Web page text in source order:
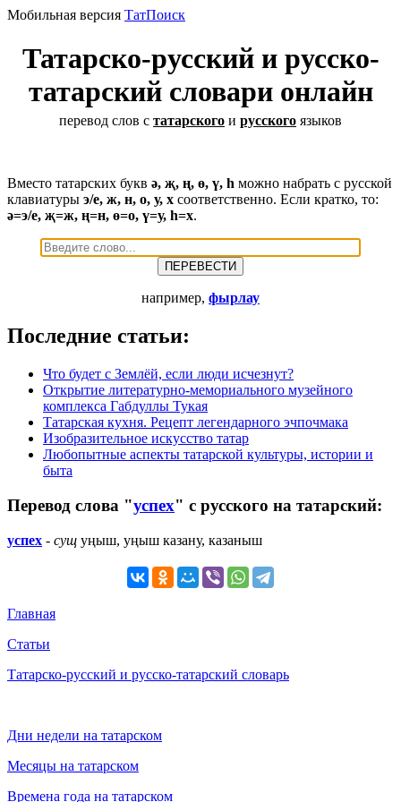
Мобильная версия ТатПоиск
Татарско-русский и русско-
татарский словари онлайн
перевод слов с татарского и русского языков
Вместо татарских букв ә, җ, ң, ө, ү, һ можно набрать с русской
клавиатуры э/е, ж, н, о, у, х соответственно. Если кратко, то:
ә=э/е, җ=ж, ң=н, ө=о, ү=у, һ=х.
например, фырлау
Последние статьи:
Что будет с Землёй, если люди исчезнут?
Открытие литературно-мемориального музейного
комплекса Габдуллы Тукая
Татарская кухня. Рецепт легендарного эчпочмака
Изобразительное искусство татар
Любопытные аспекты татарской культуры, истории и
быта
Перевод слова "успех" с русского на татарский:
успех - сущ уңыш, уңыш казану, казаныш
Главная
Статьи
Татарско-русский и русско-татарский словарь
Дни недели на татарском
Месяцы на татарском
Времена года на татарском